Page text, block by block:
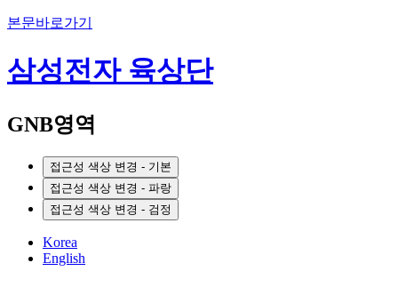
본문바로가기
삼성전자 육상단
GNB영역
접근성 색상 변경 - 기본
접근성 색상 변경 - 파랑
접근성 색상 변경 - 검정
Korea
English